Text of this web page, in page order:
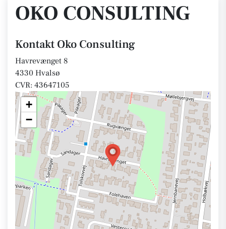
OKO CONSULTING
Kontakt Oko Consulting
Havrevænget 8
4330 Hvalsø
CVR: 43647105
+
−